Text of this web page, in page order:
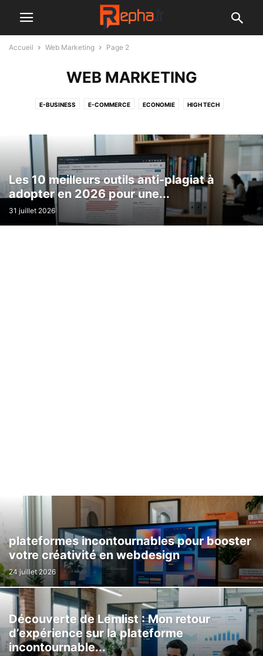
Accueil Web Marketing Page 2
WEB MARKETING
E-BUSINESS E-COMMERCE ECONOMIE HIGH TECH
Les 10 meilleurs outils anti-plagiat à
adopter en 2026 pour une...
31 juillet 2026
plateformes incontournables pour booster
votre créativité en webdesign
24 juillet 2026
Découverte de Lemlist : Mon retour
d’expérience sur la plateforme
incontournable...